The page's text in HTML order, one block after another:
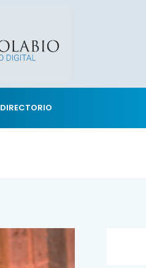
DIRECTORIO